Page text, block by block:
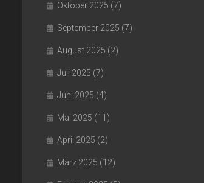
Oktober 2025 (7)
September 2025 (7)
August 2025 (2)
Juli 2025 (7)
Juni 2025 (4)
Mai 2025 (11)
April 2025 (2)
März 2025 (12)